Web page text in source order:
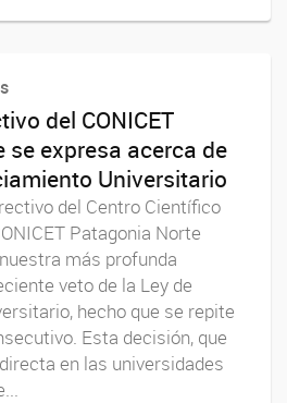
del CONICET
se expresa acerca de
Universitario
del Centro Científico
Patagonia Norte
más profunda
veto de la Ley de
hecho que se repite
Esta decisión, que
en las universidades